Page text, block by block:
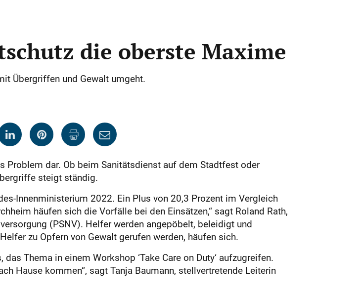
die oberste Maxime
Übergriffen und Gewalt umgeht.
dar. Ob beim Sanitätsdienst auf dem Stadtfest oder
steigt ständig.
Innenministerium 2022. Ein Plus von 20,3 Prozent im Vergleich
häufen sich die Vorfälle bei den Einsätzen,“ sagt Roland Rath,
(PSNV). Helfer werden angepöbelt, beleidigt und
zu Opfern von Gewalt gerufen werden, häufen sich.
Thema in einem Workshop ‘Take Care on Duty‘ aufzugreifen.
Hause kommen“, sagt Tanja Baumann, stellvertretende Leiterin